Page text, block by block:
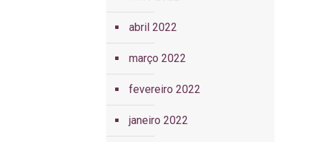
abril 2022
março 2022
fevereiro 2022
janeiro 2022